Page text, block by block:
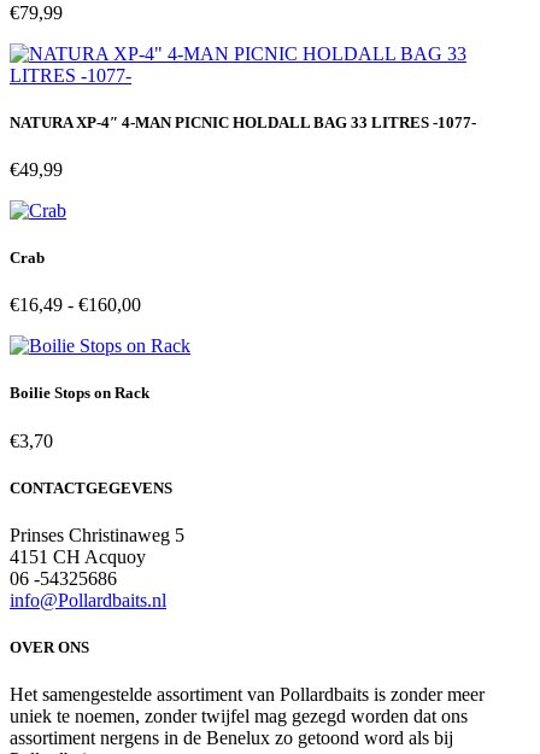
€79,99
NATURA XP-4″ 4-MAN PICNIC HOLDALL BAG 33 LITRES -1077-
€49,99
Crab
€16,49 - €160,00Prijsklasse:
tot
Boilie Stops on Rack
€3,70
CONTACTGEGEVENS
Prinses Christinaweg 5
4151 CH Acquoy
06 -54325686
info@Pollardbaits.nl
OVER ONS
Het samengestelde assortiment van Pollardbaits is zonder meer
uniek te noemen, zonder twijfel mag gezegd worden dat ons
assortiment nergens in de Benelux zo getoond word als bij